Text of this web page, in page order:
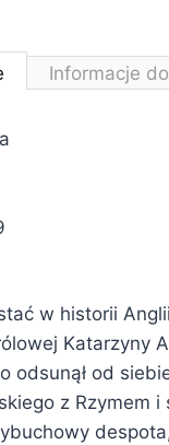
Informacje
w historii
Katarzyny
odsunął od
z Rzymem